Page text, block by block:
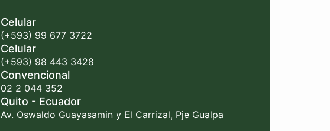
Celular
(+593) 99 677 3722
Celular
(+593) 98 443 3428
Convencional
02 2 044 352
Quito - Ecuador
Av. Oswaldo Guayasamin y El Carrizal, Pje Gualpa